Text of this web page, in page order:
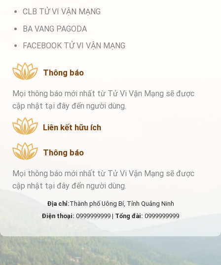
CLB TỬ VI VẬN MẠNG
BA VANG PAGODA
FACEBOOK TỬ VI VẬN MẠNG
Thông báo
Mọi thông báo mới nhất từ Tử Vi Vận Mạng sẽ được
cập nhật tại đây đến người dùng.
Liên kết hữu ích
Thông báo
Mọi thông báo mới nhất từ Tử Vi Vận Mạng sẽ được
cập nhật tại đây đến người dùng.
Địa chỉ:Thành phố Uông Bí, Tỉnh Quảng Ninh
Điện thoại: 0999999999 | Tổng đài: 0999999999